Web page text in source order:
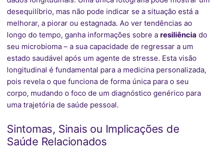
desequilíbrio, mas não pode indicar se a situação está a
melhorar, a piorar ou estagnada. Ao ver tendências ao
longo do tempo, ganha informações sobre a resiliência do
seu microbioma – a sua capacidade de regressar a um
estado saudável após um agente de stresse. Esta visão
longitudinal é fundamental para a medicina personalizada,
pois revela o que funciona de forma única para o seu
corpo, mudando o foco de um diagnóstico genérico para
uma trajetória de saúde pessoal.
Sintomas, Sinais ou Implicações de
Saúde Relacionados